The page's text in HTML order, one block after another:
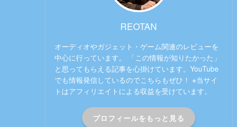
REOTAN
オーディオやガジェット・ゲーム関連のレビューを
中心に行っています。 「この情報が知りたかった」
と思ってもらえる記事を心掛けています。YouTube
でも情報発信しているのでこちらもぜひ！ ※当サイ
トはアフィリエイトによる収益を受けています。
プロフィールをもっと見る